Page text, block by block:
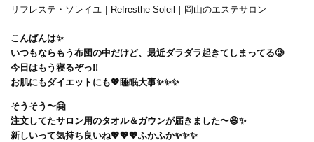
リフレステ・ソレイユ｜Refresthe Soleil｜岡山のエステサロン
こんばんは✨
いつもならもう布団の中だけど、最近ダラダラ起きてしまってる🥲
今日はもう寝るぞっ!!
お肌にもダイエットにも💖睡眠大事✨✨✨
そうそう〜🤗
注文してたサロン用のタオル＆ガウンが届きました〜😆✨
新しいって気持ち良いね💖💖💖ふかふか✨✨✨